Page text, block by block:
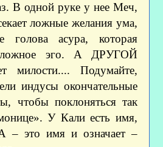
В одной руке у нее Меч,
ложные желания ума,
асура, которая
ложное эго. А ДРУГОЙ
милости.... Подумайте,
индусы окончательные
чтобы поклоняться так
У Кали есть имя,
это имя и означает –